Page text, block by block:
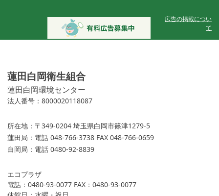
広告の掲載につい
て
蓮田白岡衛生組合
蓮田白岡環境センター
法人番号：8000020118087
所在地： 〒349-0204 埼玉県白岡市篠津1279-5
蓮田局： 電話 048-766-3738 FAX 048-766-0659
白岡局： 電話 0480-92-8839
エコプラザ
電話：0480-93-0077 FAX：0480-93-0077